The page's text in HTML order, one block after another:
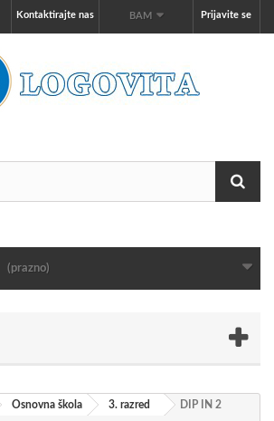
Prijavite se
BAM
Kontaktirajte nas
(prazno)
Osnovna škola 3. razred DIP IN 2